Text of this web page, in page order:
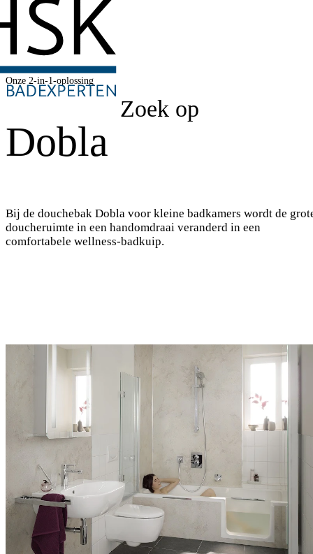
Zoek op
Onze 2-in-1-oplossing
Dobla
Bij de douchebak Dobla voor kleine badkamers wordt de
doucheruimte in een handomdraai veranderd in een
comfortabele wellness-badkuip.